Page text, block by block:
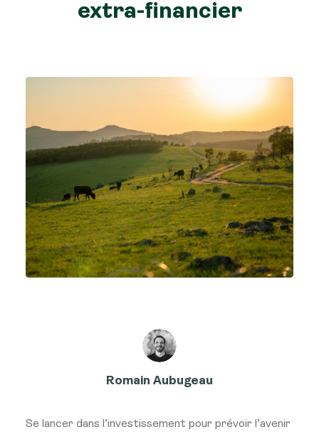
Rechercheextra-financier
Romain Aubugeau
Se lancer dans l’investissement pour prévoir l’avenir